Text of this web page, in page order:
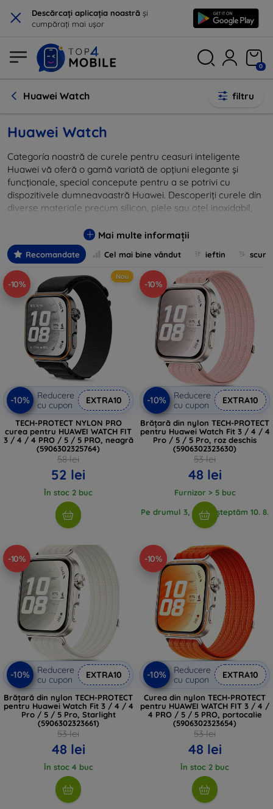
× Descărcați aplicația noastră și
cumpărați mai ușor
0
Huawei Watch filtru
Huawei Watch
Categoría noastră de curele pentru ceasuri inteligente
Huawei vă oferă o gamă variată de opțiuni elegante și
funcționale, special concepute pentru a se potrivi cu
dispozitivele dumneavoastră Huawei. Descoperiți curele din
diverse materiale precum silicon, piele sau oțel inoxidabil,
doriți să schimbați look-ul ceasului pentru un eveniment
special sau căutați o curea mai sportivă pentru activitățile
zilnice, veți găsi cu siguranță ceva potrivit. Toate produsele
noastre sunt de înaltă calitate, asigurându-vă durabilitate și
confort maxim. Personalizați-vă ceasul Huawei pentru a se
potrivi stilului și nevoilor dumneavoastră unice cu ajutorul
selecției noastre diverse de curele.
Mai multe informații
Recomandate Cel mai bine vândut ieftin
-10%
Nou
-10%
Reducere
cu cupon
EXTRA10
TECH-PROTECT NYLON PRO
curea pentru HUAWEI WATCH FIT
3 / 4 / 4 PRO / 5 / 5 PRO, neagră
(5906302325764)
58 lei
52 lei
În stoc 2 buc
-10%
-10%
Reducere
cu cupon
EXTRA10
Brățară din nylon TECH-PROTECT
pentru Huawei Watch Fit 3 / 4 / 4
Pro / 5 / 5 Pro, roz deschis
(5906302323630)
53 lei
48 lei
Furnizor > 5 buc
Pe drumul 3, buc, așteptăm 10. 8.
2026
-10%
-10%
Reducere
cu cupon
EXTRA10
Brățară din nylon TECH-PROTECT
pentru Huawei Watch Fit 3 / 4 / 4
Pro / 5 / 5 Pro, Starlight
(5906302323661)
53 lei
48 lei
În stoc 4 buc
-10%
-10%
Reducere
cu cupon
EXTRA10
Curea din nylon TECH-PROTECT
pentru HUAWEI WATCH FIT 3 / 4 /
4 PRO / 5 / 5 PRO, portocalie
(5906302323654)
53 lei
48 lei
În stoc 2 buc